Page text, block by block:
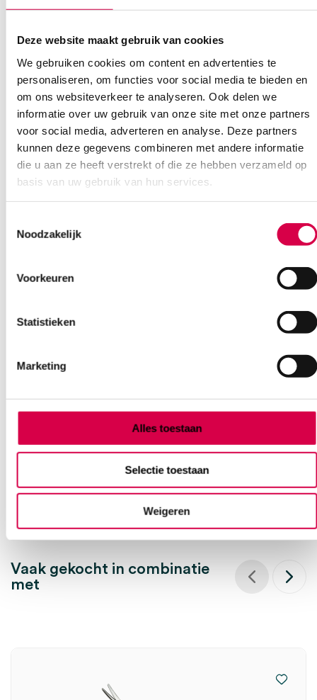
Deze website maakt gebruik van cookies
We gebruiken cookies om content en advertenties te
personaliseren, om functies voor social media te bieden en
om ons websiteverkeer te analyseren. Ook delen we
informatie over uw gebruik van onze site met onze partners
voor social media, adverteren en analyse. Deze partners
kunnen deze gegevens combineren met andere informatie
die u aan ze heeft verstrekt of die ze hebben verzameld op
basis van uw gebruik van hun services.
Noodzakelijk
Voorkeuren
Statistieken
Marketing
Alles toestaan
Selectie toestaan
Weigeren
Ook interessant
Metzenbaum prepareerschaar, 16cm, stomp-
stomp, recht (1)
MEDIPHARCHEM
1 stuk, 16cm, Metzenbaum
12.34
Vaak gekocht in combinatie
met